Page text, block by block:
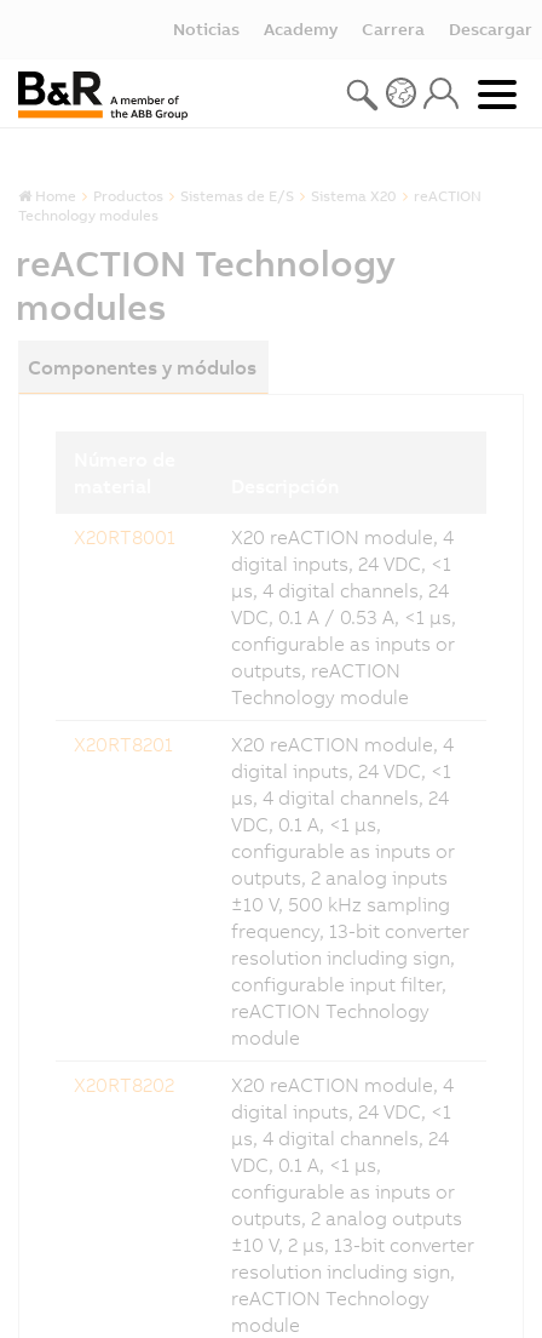
Noticias Academy Carrera Descargar
Home Productos Sistemas de E/S Sistema X20
reACTION
Technology modules
reACTION Technology
modules
Componentes y módulos
X20RT8001
X20 reACTION module, 4
digital inputs, 24 VDC, <1
µs, 4 digital channels, 24
VDC, 0.1 A / 0.53 A, <1 µs,
configurable as inputs or
outputs, reACTION
Technology module
X20RT8201
X20 reACTION module, 4
digital inputs, 24 VDC, <1
µs, 4 digital channels, 24
VDC, 0.1 A, <1 µs,
configurable as inputs or
outputs, 2 analog inputs
±10 V, 500 kHz sampling
frequency, 13-bit converter
resolution including sign,
configurable input filter,
reACTION Technology
module
X20RT8202
X20 reACTION module, 4
digital inputs, 24 VDC, <1
µs, 4 digital channels, 24
VDC, 0.1 A, <1 µs,
configurable as inputs or
outputs, 2 analog outputs
±10 V, 2 µs, 13-bit converter
resolution including sign,
reACTION Technology
module